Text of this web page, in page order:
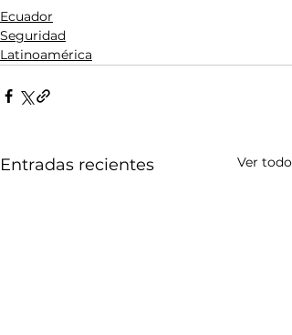
Ecuador
Seguridad
Latinoamérica
Entradas recientes Ver todo